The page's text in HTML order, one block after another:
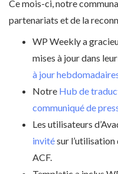
Ce mois-ci, notre
partenariats et de la
WP Weekly a
mises à jour dans
à jour
Notre Hub de
communiqué de
Les utilisateurs
invitésur
ACF.